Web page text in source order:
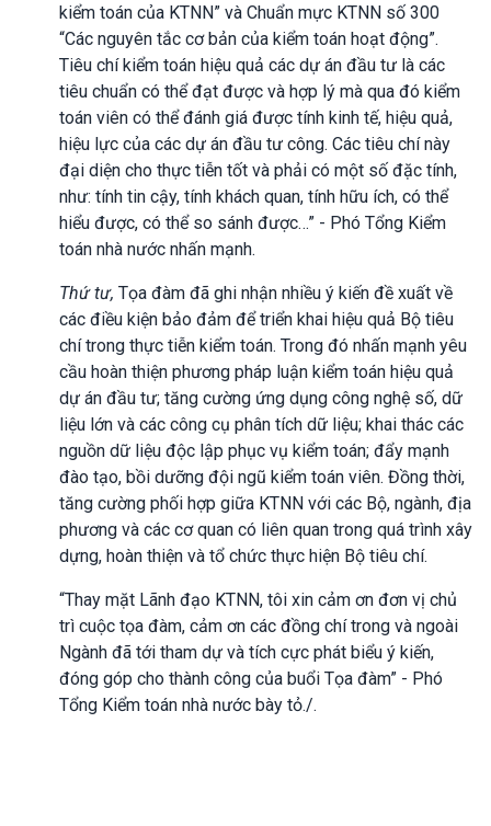
kiểm toán của KTNN” và Chuẩn mực KTNN số 300
“Các nguyên tắc cơ bản của kiểm toán hoạt động”.
Tiêu chí kiểm toán hiệu quả các dự án đầu tư là các
tiêu chuẩn có thể đạt được và hợp lý mà qua đó kiểm
toán viên có thể đánh giá được tính kinh tế, hiệu quả,
hiệu lực của các dự án đầu tư công. Các tiêu chí này
đại diện cho thực tiễn tốt và phải có một số đặc tính,
như: tính tin cậy, tính khách quan, tính hữu ích, có thể
hiểu được, có thể so sánh được…” - Phó Tổng Kiểm
toán nhà nước nhấn mạnh.
Thứ tư, Tọa đàm đã ghi nhận nhiều ý kiến đề xuất về
các điều kiện bảo đảm để triển khai hiệu quả Bộ tiêu
chí trong thực tiễn kiểm toán. Trong đó nhấn mạnh yêu
cầu hoàn thiện phương pháp luận kiểm toán hiệu quả
dự án đầu tư; tăng cường ứng dụng công nghệ số, dữ
liệu lớn và các công cụ phân tích dữ liệu; khai thác các
nguồn dữ liệu độc lập phục vụ kiểm toán; đẩy mạnh
đào tạo, bồi dưỡng đội ngũ kiểm toán viên. Đồng thời,
tăng cường phối hợp giữa KTNN với các Bộ, ngành, địa
phương và các cơ quan có liên quan trong quá trình xây
dựng, hoàn thiện và tổ chức thực hiện Bộ tiêu chí.
“Thay mặt Lãnh đạo KTNN, tôi xin cảm ơn đơn vị chủ
trì cuộc tọa đàm, cảm ơn các đồng chí trong và ngoài
Ngành đã tới tham dự và tích cực phát biểu ý kiến,
đóng góp cho thành công của buổi Tọa đàm” - Phó
Tổng Kiểm toán nhà nước bày tỏ./.